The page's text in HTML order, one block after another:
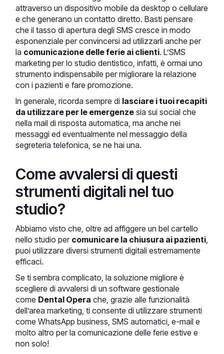
attraverso un dispositivo mobile da desktop o cellulare
e che generano un contatto diretto. Basti pensare
che il tasso di apertura degli SMS cresce in modo
esponenziale per convincersi ad utilizzarli anche per
la comunicazione delle ferie ai clienti. L’SMS
marketing per lo studio dentistico, infatti, è ormai uno
strumento indispensabile per migliorare la relazione
con i pazienti e fare promozione.
In generale, ricorda sempre di lasciare i tuoi recapiti
da utilizzare per le emergenze sia sui social che
nella mail di risposta automatica, ma anche nei
messaggi ed eventualmente nel messaggio della
segreteria telefonica, se ne hai una.
Come avvalersi di questi
strumenti digitali nel tuo
studio?
Abbiamo visto che, oltre ad affiggere un bel cartello
nello studio per comunicare la chiusura ai pazienti,
puoi utilizzare diversi strumenti digitali estremamente
efficaci.
Se ti sembra complicato, la soluzione migliore è
scegliere di avvalersi di un software gestionale
come Dental Opera che, grazie alle funzionalità
dell’area marketing, ti consente di utilizzare strumenti
come WhatsApp business, SMS automatici, e-mail e
molto altro per la comunicazione delle ferie estive e
non solo!